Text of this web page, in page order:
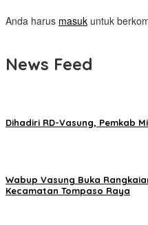
Anda harus masuk untuk
News Feed
Dihadiri RD-Vasung, Pemkab
Wabup Vasung Buka
Kecamatan Tompaso Raya